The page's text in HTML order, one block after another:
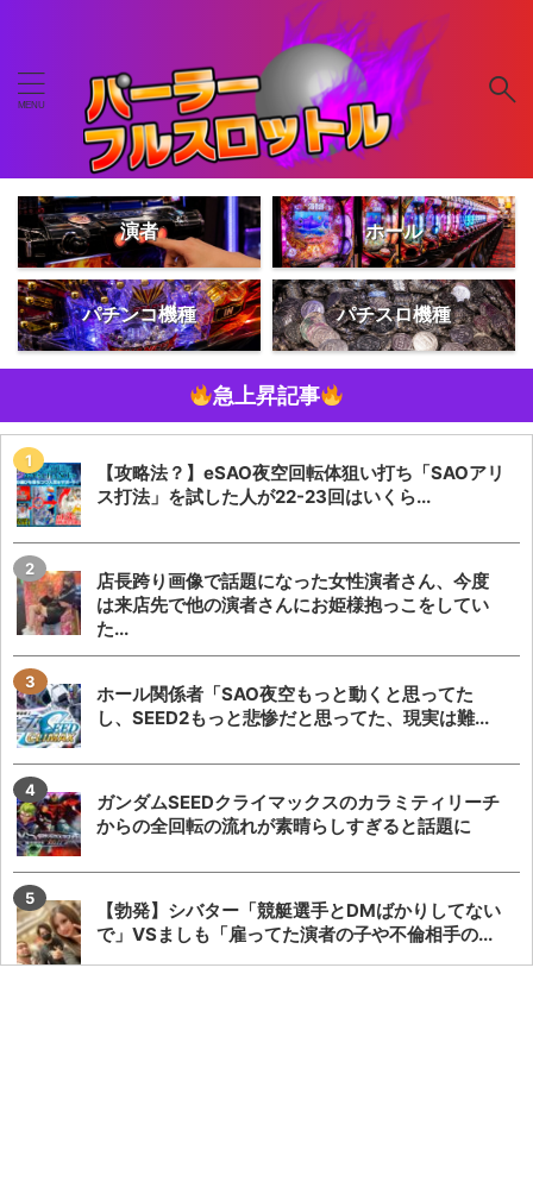
演者 ホール
パチンコ機種 パチスロ機種
急上昇記事
【攻略法？】eSAO夜空回転体狙い打ち「SAOアリ
ス打法」を試した人が22-23回はいくら...
店長跨り画像で話題になった女性演者さん、今度
は来店先で他の演者さんにお姫様抱っこをしてい
た...
ホール関係者「SAO夜空もっと動くと思ってた
し、SEED2もっと悲惨だと思ってた、現実は難...
ガンダムSEEDクライマックスのカラミティリーチ
からの全回転の流れが素晴らしすぎると話題に
【勃発】シバター「競艇選手とDMばかりしてない
で」VSましも「雇ってた演者の子や不倫相手の...